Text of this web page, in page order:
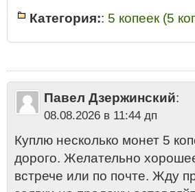
Категория:: 5 копеек (5
Украины 2003 года цена 2013•5 копеек
Украины 2003 аукцион•Нержавеющая
Павел Дзержинский:
08.08.2026 в 11:44 дп
Куплю несколько монет 5
дорого. Желательно
встрече или по почте. Жду